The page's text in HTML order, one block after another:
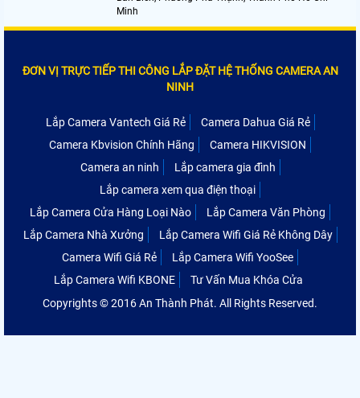
Minh
ĐƠN VỊ TRỰC TIẾP THI CÔNG LẮP ĐẶT HỆ THỐNG CAMERA AN
NINH
Lắp Camera Vantech Giá Rẻ
Camera Dahua Giá Rẻ
Camera Kbvision Chính Hãng
Camera HIKVISION
Camera an ninh
Lắp camera gia đình
Lắp camera xem qua điện thoại
Lắp Camera Cửa Hàng Loại Nào
Lắp Camera Văn Phòng
Lắp Camera Nhà Xưởng
Lắp Camera Wifi Giá Rẻ Không Dây
Camera Wifi Giá Rẻ
Lắp Camera Wifi YooSee
Lắp Camera Wifi KBONE
Tư Vấn Mua Khóa Cửa
Copyrights © 2016 An Thành Phát. All Rights Reserved.